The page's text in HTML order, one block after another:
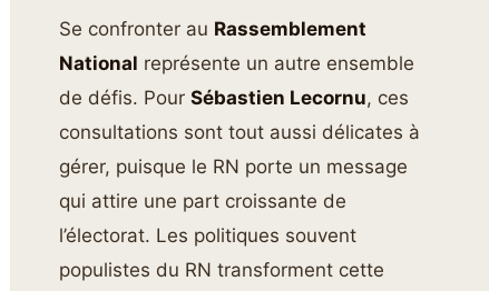
Se confronter au Rassemblement
National représente un autre ensemble
de défis. PourSébastien Lecornu, ces
consultations sont tout aussi délicates à
gérer, puisque le RN porte un message
qui attire une part croissante de
l’électorat. Les politiques souvent
populistes du RN transforment cette